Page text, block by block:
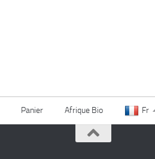
Panier Afrique Bio Fr